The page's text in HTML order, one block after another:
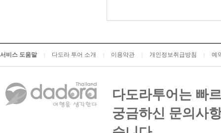
서비스 도움말 다도라 투어 소개 이용약관 개인정보취급방침 예
다도라투어는 빠
궁금하신 문의사